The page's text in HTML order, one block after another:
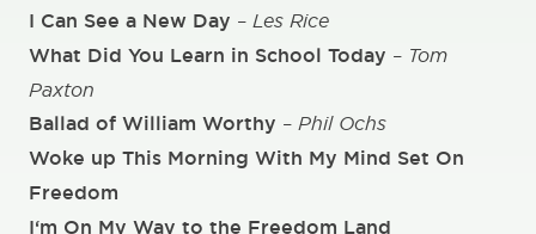
I Can See a New Day – Les Rice
What Did You Learn in School Today – Tom
Paxton
Ballad of William Worthy – Phil Ochs
Woke up This Morning With My Mind Set On
Freedom
I‘m On My Way to the Freedom Land